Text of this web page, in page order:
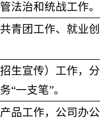
法治和统战工作。
青团工作、就业创
生宣传）工作，分
“一支笔”。
品工作，公司办公